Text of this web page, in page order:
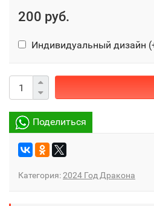
200 руб.
Индивидуальный дизайн
Поделиться
Категория:2024 Год Дракона